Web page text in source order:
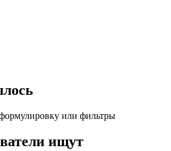
или фильтры
ищут